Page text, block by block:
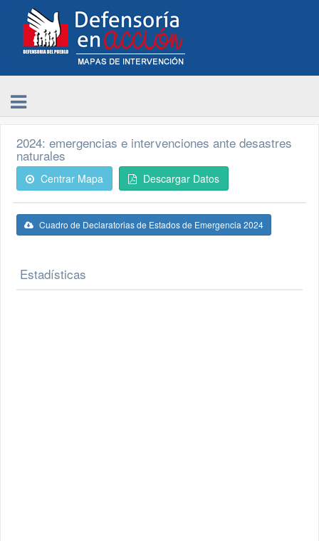
2024: emergencias e intervenciones ante desastres
naturales
Centrar Mapa Descargar Datos
Cuadro de Declaratorias de Estados de Emergencia 2024
Estadísticas